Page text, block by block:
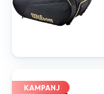
KAMPANJ